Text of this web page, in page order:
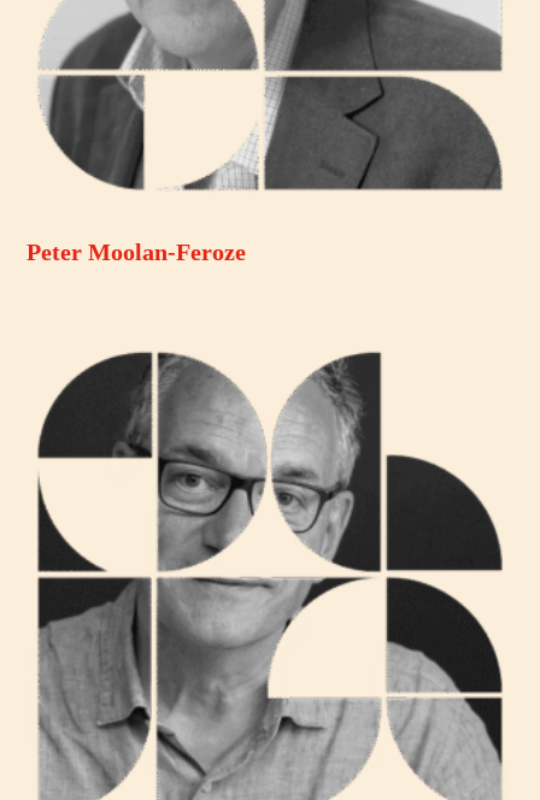
Peter Moolan-Feroze